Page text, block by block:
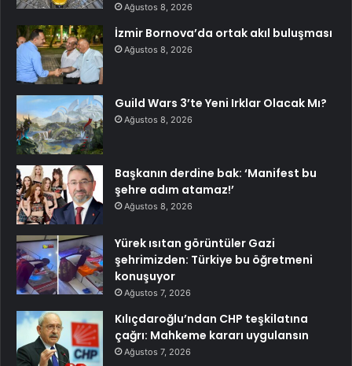
Ağustos 8, 2026
İzmir Bornova’da ortak akıl buluşması
Ağustos 8, 2026
Guild Wars 3’te Yeni Irklar Olacak Mı?
Ağustos 8, 2026
Başkanın derdine bak: ‘Manifest bu
şehre adım atamaz!’
Ağustos 8, 2026
Yürek ısıtan görüntüler Gazi
şehrimizden: Türkiye bu öğretmeni
konuşuyor
Ağustos 7, 2026
Kılıçdaroğlu’ndan CHP teşkilatına
çağrı: Mahkeme kararı uygulansın
Ağustos 7, 2026